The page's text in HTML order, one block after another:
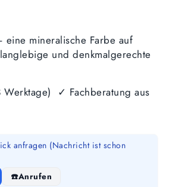
eine mineralische Farbe auf
und denkmalgerechte
✓ Fachberatung aus
anfragen (Nachricht ist schon
Anrufen